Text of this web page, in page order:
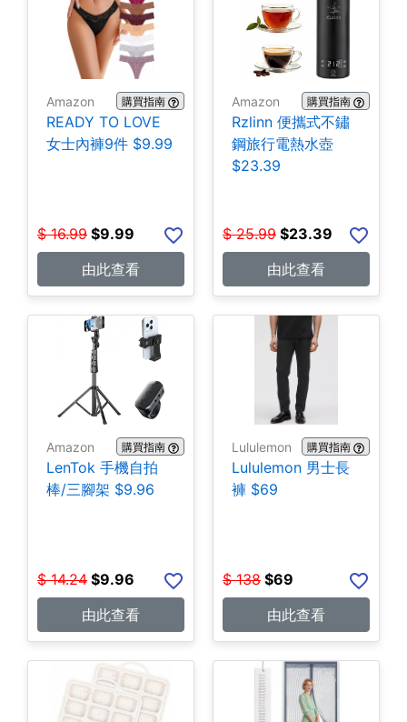
Amazon 購買指南
READY TO LOVE
女士內褲9件 $9.99
$ 16.99 $9.99
由此查看
Amazon 購買指南
Rzlinn 便攜式不鏽
鋼旅行電熱水壺
$23.39
$ 25.99 $23.39
由此查看
Amazon 購買指南
LenTok 手機自拍
棒/三腳架 $9.96
$ 14.24 $9.96
由此查看
Lululemon 購買指南
Lululemon 男士長
褲 $69
$ 138 $69
由此查看